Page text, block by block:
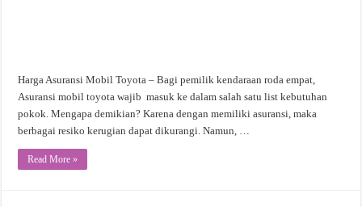
Harga Asuransi Mobil Toyota – Bagi pemilik kendaraan roda empat,
Asuransi mobil toyota wajib masuk ke dalam salah satu list kebutuhan
pokok. Mengapa demikian? Karena dengan memiliki asuransi, maka
berbagai resiko kerugian dapat dikurangi. Namun, …
Read More »